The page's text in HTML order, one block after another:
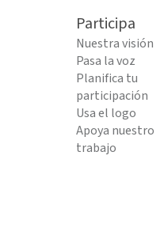
Participa
Nuestra visión
Pasa la voz
Planifica tu
participación
Usa el logo
Apoya nuestro
trabajo